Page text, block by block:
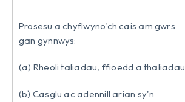
Prosesu a chyflwyno'ch cais am gwrs
gan gynnwys:
(a) Rheoli taliadau, ffioedd a thaliadau
(b) Casglu ac adennill arian sy'n